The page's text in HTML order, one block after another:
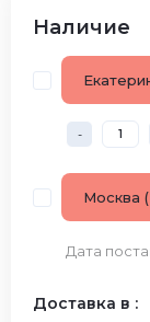
Наличие
-
Москва
Дата
Доставка в :